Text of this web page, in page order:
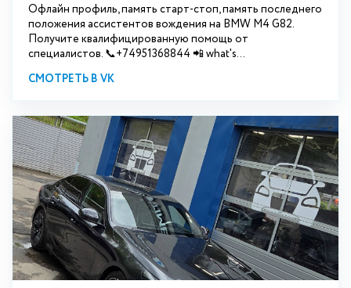
Офлайн профиль, память старт-стоп, память последнего
положения ассистентов вождения на BMW М4 G82.
Получите квалифицированную помощь от
специалистов. 📞+74951368844 📲 what's...
СМОТРЕТЬ В VK